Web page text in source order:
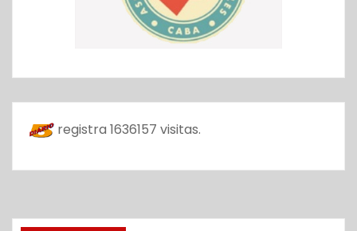
registra 1636157 visitas.